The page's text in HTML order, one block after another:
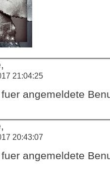
21:04:25
angemeldete
20:43:07
angemeldete